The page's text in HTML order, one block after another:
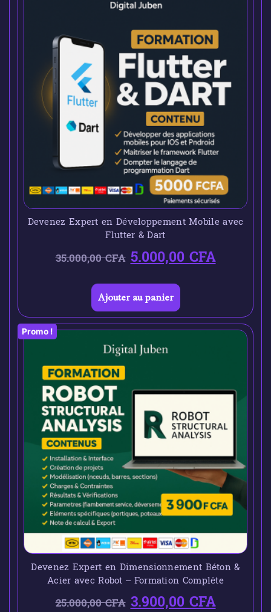
Devenez Expert en Développement Mobile avec
Flutter & Dart
35.000,00CFA 5.000,00CFA
Ajouter au panier
Promo !
Devenez Expert en Dimensionnement Béton &
Acier avec Robot – Formation Complète
25.000,00CFA 3.900,00CFA